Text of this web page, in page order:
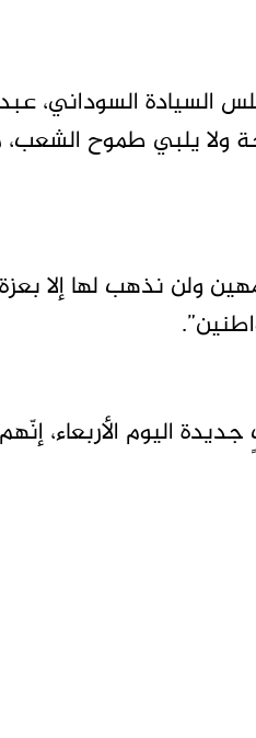
السوداني،
ولا يلبي طموح
ولن نذهب لها إلا
اليوم الأربعاء،